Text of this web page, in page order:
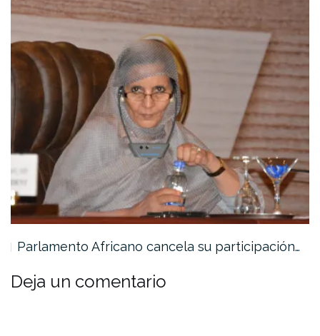
Parlamento Africano cancela su participación…
Deja un comentario